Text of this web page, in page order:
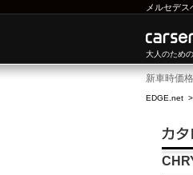
メルセデス
大人のため
新車時価
EDGE.net >